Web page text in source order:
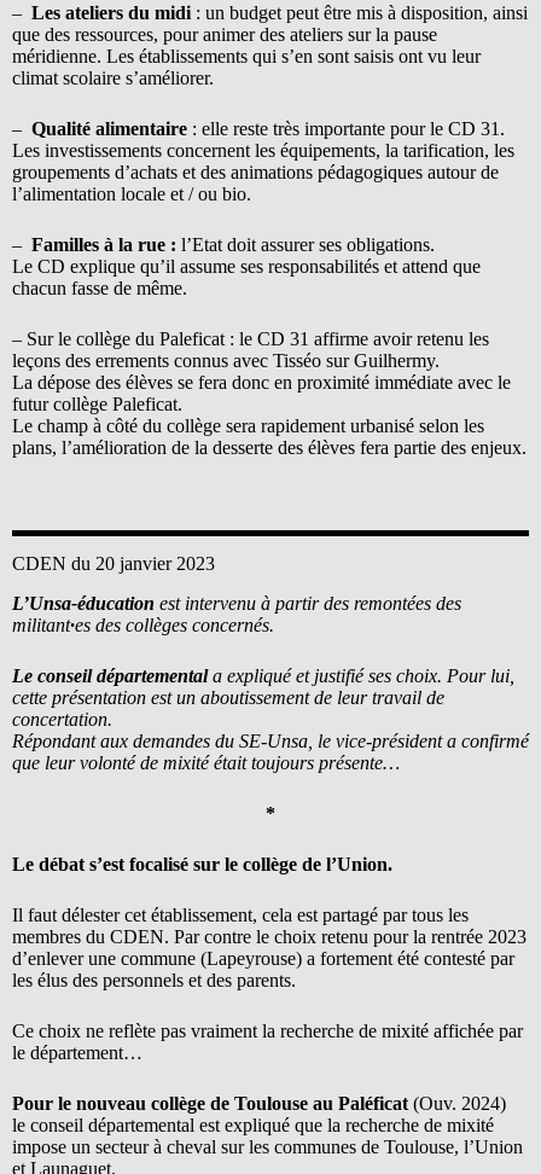
– Les ateliers du midi : un budget peut être mis à disposition, ainsi
que des ressources, pour animer des ateliers sur la pause
méridienne. Les établissements qui s’en sont saisis ont vu leur
climat scolaire s’améliorer.
– Qualité alimentaire : elle reste très importante pour le CD 31.
Les investissements concernent les équipements, la tarification, les
groupements d’achats et des animations pédagogiques autour de
l’alimentation locale et / ou bio.
– Familles à la rue : l’Etat doit assurer ses obligations.
Le CD explique qu’il assume ses responsabilités et attend que
chacun fasse de même.
– Sur le collège du Paleficat : le CD 31 affirme avoir retenu les
leçons des errements connus avec Tisséo sur Guilhermy.
La dépose des élèves se fera donc en proximité immédiate avec le
futur collège Paleficat.
Le champ à côté du collège sera rapidement urbanisé selon les
plans, l’amélioration de la desserte des élèves fera partie des enjeux.
CDEN du 20 janvier 2023
L’Unsa-éducation est intervenu à partir des remontées des
militant·es des collèges concernés.
Le conseil départementala expliqué et justifié ses choix. Pour lui,
cette présentation est un aboutissement de leur travail de
concertation.
Répondant aux demandes du SE-Unsa, le vice-président a confirmé
que leur volonté de mixité était toujours présente…
*
Le débat s’est focalisé sur le collège de l’Union.
Il faut délester cet établissement, cela est partagé par tous les
membres du CDEN. Par contre le choix retenu pour la rentrée 2023
d’enlever une commune (Lapeyrouse) a fortement été contesté par
les élus des personnels et des parents.
Ce choix ne reflète pas vraiment la recherche de mixité affichée par
le département…
Pour le nouveau collège de Toulouse au Paléficat (Ouv. 2024)
le conseil départemental est expliqué que la recherche de mixité
impose un secteur à cheval sur les communes de Toulouse, l’Union
et Launaguet.